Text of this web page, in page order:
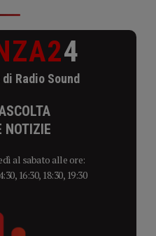
4
Radio Sound
NOTIZIE
al sabato alle ore:
16:30, 18:30, 19:30